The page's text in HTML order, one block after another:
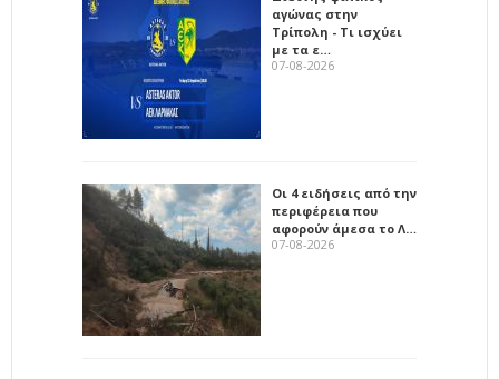
αγώνας στην
Τρίπολη - Τι ισχύει
με τα ε…
07-08-2026
Οι 4 ειδήσεις από την
περιφέρεια που
αφορούν άμεσα το Λ…
07-08-2026